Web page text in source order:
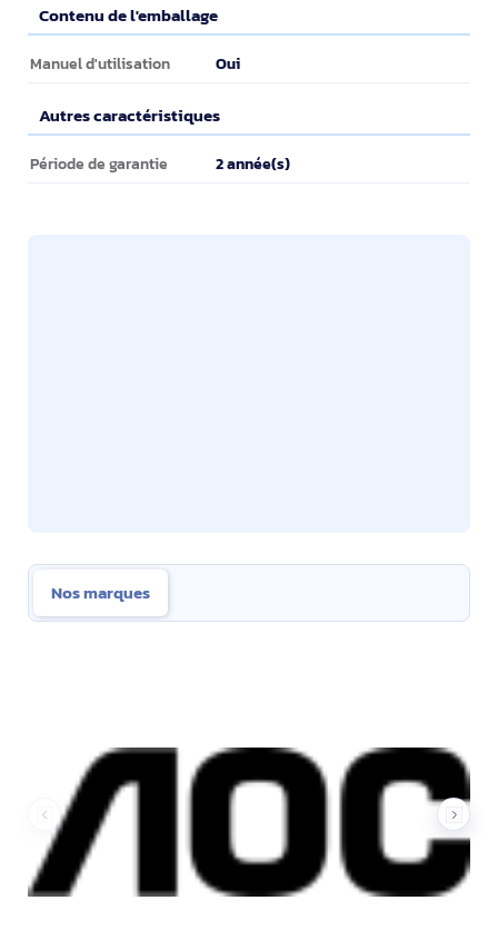
Contenu de l'emballage
Contenu de l'emballage
Manuel d'utilisation Oui
Autres caractéristiques
Autres caractéristiques
Période de garantie 2 année(s)
Nos marques